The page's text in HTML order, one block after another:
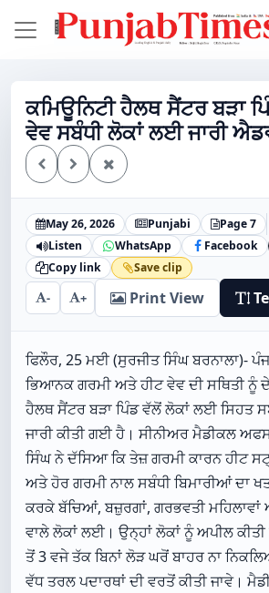
ਕਮਿਊਨਿਟੀ ਹੈਲਥ ਸੈਂਟਰ ਬੜਾ
ਵੇਵ ਸਬੰਧੀ ਲੋਕਾਂ ਲਈ ਜਾਰੀ
May 26, 2026 Punjabi
Page 7
Listen
WhatsApp Facebook
Copy link
Save clip
- + Print View
ਫਿਲੌਰ, 25 ਮਈ (ਸੁਰਜੀਤ ਸਿੰਘ ਬਰਨਾਲਾ)-
ਭਿਆਨਕ ਗਰਮੀ ਅਤੇ ਹੀਟ ਵੇਵ ਦੀ ਸਥਿਤੀ ਨੂੰ
ਹੈਲਥ ਸੈਂਟਰ ਬੜਾ ਪਿੰਡ ਵੱਲੋਂ ਲੋਕਾਂ ਲਈ ਸਿਹਤ
ਜਾਰੀ ਕੀਤੀ ਗਈ ਹੈ। ਸੀਨੀਅਰ ਮੈਡੀਕਲ
ਸਿੰਘ ਨੇ ਦੱਸਿਆ ਕਿ ਤੇਜ਼ ਗਰਮੀ ਕਾਰਨ ਹੀਟ
ਅਤੇ ਹੋਰ ਗਰਮੀ ਨਾਲ ਸਬੰਧੀ ਬਿਮਾਰੀਆਂ ਦਾ
ਕਰਕੇ ਬੱਚਿਆਂ, ਬਜ਼ੁਰਗਾਂ, ਗਰਭਵਤੀ
ਵਾਲੇ ਲੋਕਾਂ ਲਈ। ਉਨ੍ਹਾਂ ਲੋਕਾਂ ਨੂੰ ਅਪੀਲ ਕੀਤੀ
ਤੋਂ 3 ਵਜੇ ਤੱਕ ਬਿਨਾਂ ਲੋੜ ਘਰੋਂ ਬਾਹਰ ਨਾ
ਵੱਧ ਤਰਲ ਪਦਾਰਥਾਂ ਦੀ ਵਰਤੋਂ ਕੀਤੀ ਜਾਵੇ।